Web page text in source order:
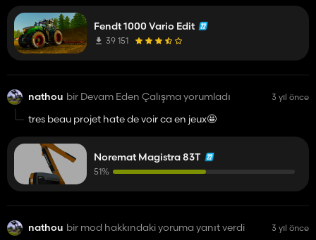
Fendt 1000 Vario Edit
39 151
nathou bir Devam Eden Çalışma yorumladı 3 yıl önce
tres beau projet hate de voir ca en jeux🤩
Noremat Magistra 83T
51%
nathou bir mod hakkındaki yoruma yanıt verdi
3 yıl önce